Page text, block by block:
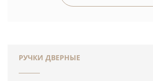
РУЧКИ ДВЕРНЫЕ